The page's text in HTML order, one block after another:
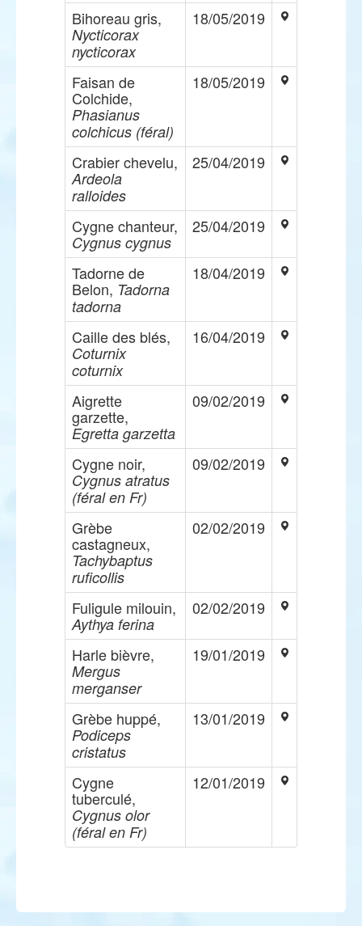
Bihoreau gris,
Nycticorax
nycticorax
18/05/2019
Faisan de
Colchide,
Phasianus
colchicus (féral)
18/05/2019
Crabier chevelu,
Ardeola
ralloides
25/04/2019
Cygne chanteur,
Cygnus cygnus
25/04/2019
Tadorne de
Belon, Tadorna
tadorna
18/04/2019
Caille des blés,
Coturnix
coturnix
16/04/2019
Aigrette
garzette,
Egretta garzetta
09/02/2019
Cygne noir,
Cygnus atratus
(féral en Fr)
09/02/2019
Grèbe
castagneux,
Tachybaptus
ruficollis
02/02/2019
Fuligule milouin,
Aythya ferina
02/02/2019
Harle bièvre,
Mergus
merganser
19/01/2019
Grèbe huppé,
Podiceps
cristatus
13/01/2019
Cygne
tuberculé,
Cygnus olor
(féral en Fr)
12/01/2019